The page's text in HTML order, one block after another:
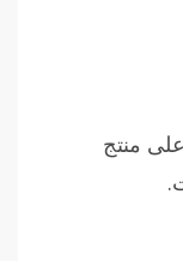
منتج